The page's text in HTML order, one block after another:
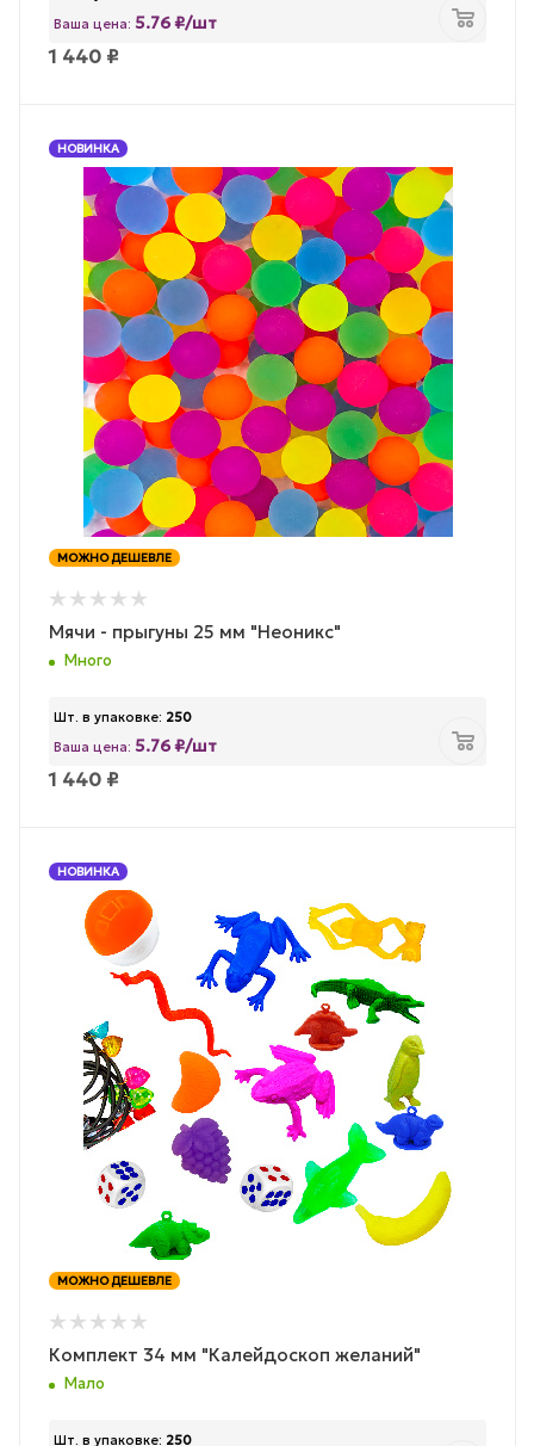
Ваша цена: 5.76 ₽/шт
1 440 ₽
НОВИНКА
МОЖНО ДЕШЕВЛЕ
Мячи - прыгуны 25 мм "Неоникс"
Много
Шт. в упаковке: 250
Ваша цена: 5.76 ₽/шт
1 440 ₽
НОВИНКА
МОЖНО ДЕШЕВЛЕ
Комплект 34 мм "Калейдоскоп желаний"
Мало
Шт. в упаковке: 250